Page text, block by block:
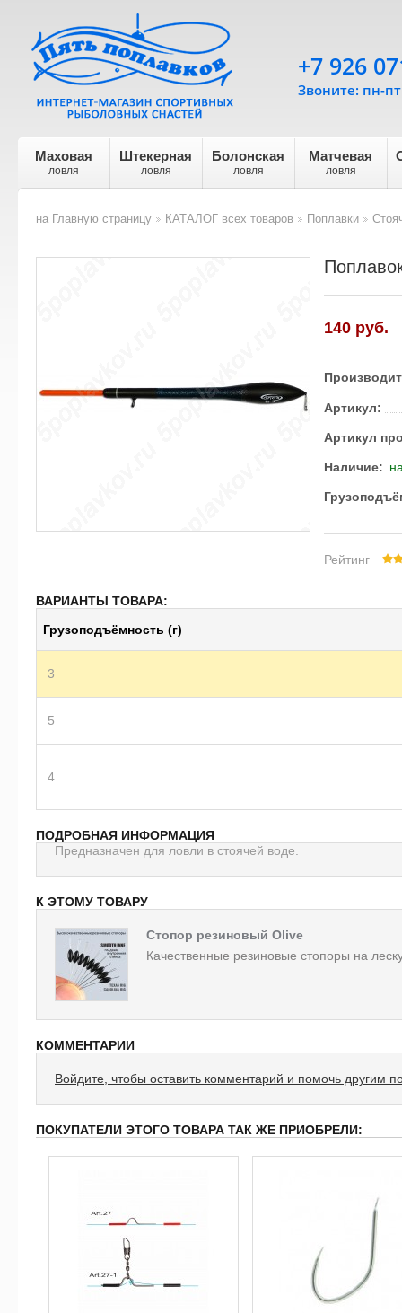
Маховая
ловля
Штекерная
ловля
Болонская
ловля
Матчевая
ловля
+7 926
Звоните: пн-
на Главную страницу
КАТАЛОГ всех товаров
Поплавки
140 руб.
Артикул:
Артикул
Наличие:
Рейтинг
ВАРИАНТЫ ТОВАРА:
Грузоподъёмность (г)
3
5
4
ПОДРОБНАЯ ИНФОРМАЦИЯ
Предназначен для ловли в стоячей воде.
К ЭТОМУ ТОВАРУ
Стопор резиновый Olive
Качественные резиновые стопоры на
КОММЕНТАРИИ
Войдите, чтобы оставить комментарий и помочь другим
ПОКУПАТЕЛИ ЭТОГО ТОВАРА ТАК ЖЕ ПРИОБРЕЛИ: